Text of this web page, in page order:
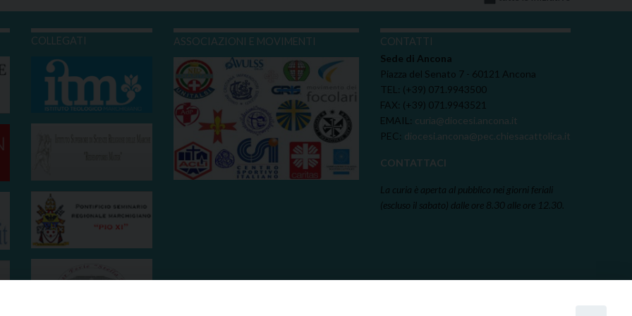
COLLEGATI ASSOCIAZIONI E MOVIMENTI
CONTATTI
Sede di Ancona
Piazza del Senato 7 - 60121 Ancona
TEL: (+39) 071.9943500
FAX: (+39) 071.9943521
EMAIL: curia@diocesi.ancona.it
PEC: diocesi.ancona@pec.chiesacattolica.it
CONTATTACI
La curia è aperta al pubblico nei giorni feriali
(escluso il sabato) dalle ore 8.30 alle ore 12.30.